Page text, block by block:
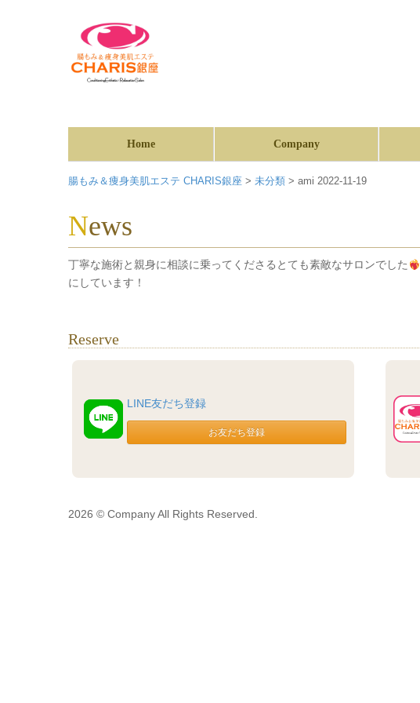
Home Company
腸もみ＆痩身美肌エステ CHARIS銀座 > 未分類 > ami 2022-11-19
News
丁寧な施術と親身に相談に乗ってくださるとても素敵なサロンでした
にしています！
Reserve
LINE友だち登録
2026 © Company All Rights Reserved.